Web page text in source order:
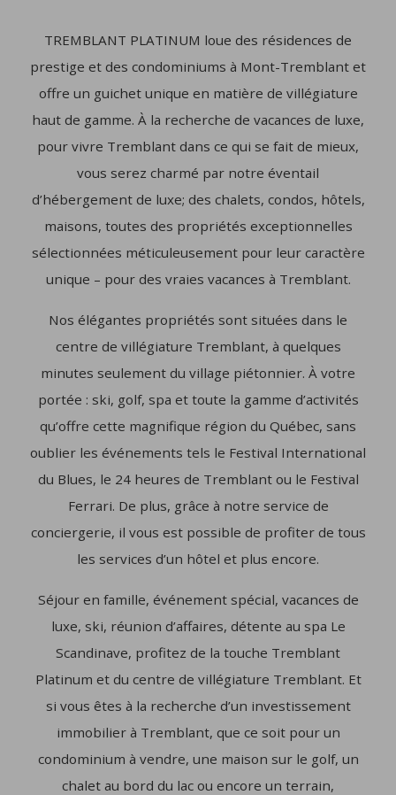
TREMBLANT PLATINUM loue des résidences de
prestige et des condominiums à Mont-Tremblant et
offre un guichet unique en matière de villégiature
haut de gamme. À la recherche de vacances de luxe,
pour vivre Tremblant dans ce qui se fait de mieux,
vous serez charmé par notre éventail
d’hébergement de luxe; des chalets, condos, hôtels,
maisons, toutes des propriétés exceptionnelles
sélectionnées méticuleusement pour leur caractère
unique – pour des vraies vacances à Tremblant.
Nos élégantes propriétés sont situées dans le
centre de villégiature Tremblant, à quelques
minutes seulement du village piétonnier. À votre
portée : ski, golf, spa et toute la gamme d’activités
qu’offre cette magnifique région du Québec, sans
oublier les événements tels le Festival International
du Blues, le 24 heures de Tremblant ou le Festival
Ferrari. De plus, grâce à notre service de
conciergerie, il vous est possible de profiter de tous
les services d’un hôtel et plus encore.
Séjour en famille, événement spécial, vacances de
luxe, ski, réunion d’affaires, détente au spa Le
Scandinave, profitez de la touche Tremblant
Platinum et du centre de villégiature Tremblant. Et
si vous êtes à la recherche d’un investissement
immobilier à Tremblant, que ce soit pour un
condominium à vendre, une maison sur le golf, un
chalet au bord du lac ou encore un terrain,